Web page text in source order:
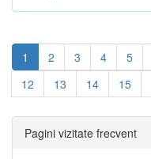
1 2 3 4 5
12
13 14 15
Pagini vizitate frecvent